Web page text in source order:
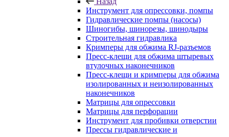
Инструмент для опрессовки, помпы
Гидравлические помпы (насосы)
Шиногибы, шинорезы, шинодыры
Строительная гидравлика
Кримперы для обжима RJ-разъемов
Пресс-клещи для обжима штыревых
втулочных наконечников
Пресс-клещи и кримперы для обжима
изолированных и неизолированных
наконечников
Матрицы для опрессовки
Матрицы для перфорации
Инструмент для пробивки отверстии
Прессы гидравлические и